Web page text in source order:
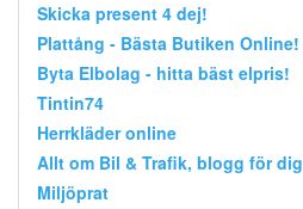
Skicka present 4 dej!
Plattång - Bästa Butiken Online!
Byta Elbolag - hitta bäst elpris!
Tintin74
Herrkläder online
Allt om Bil & Trafik, blogg för
Miljöprat